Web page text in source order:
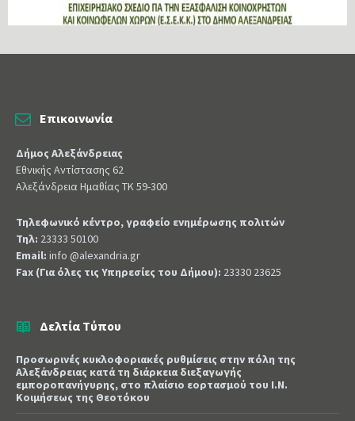
Επικοινωνία
Δήμος Αλεξάνδρειας
Εθνικής Αντίστασης 62
Αλεξάνδρεια Ημαθίας ΤΚ 59-300
Τηλεφωνικό κέντρο, γραφείο ενημέρωσης πολιτών
Τηλ: 23333 50100
Email: info @alexandria.gr
Fax (Για όλες τις Υπηρεσίες του Δήμου): 23330 23625
Δελτία Τύπου
Προσωρινές κυκλοφοριακές ρυθμίσεις στην πόλη της
Αλεξάνδρειας κατά τη διάρκεια διεξαγωγής
εμποροπανήγυρης, στο πλαίσιο εορτασμού του Ι.Ν.
Κοιμήσεως της Θεοτόκου